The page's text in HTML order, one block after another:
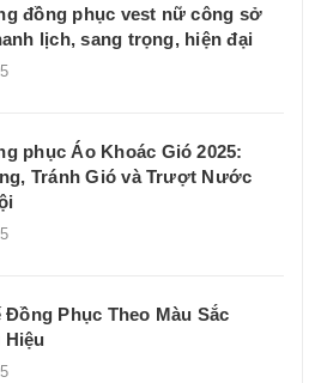
đồng phục vest nữ công sở
lịch, sang trọng, hiện đại
phục Áo Khoác Gió 2025:
Tránh Gió và Trượt Nước
Đồng Phục Theo Màu Sắc